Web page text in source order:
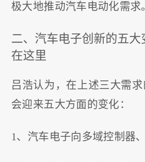
极大地推动汽车电动化需求
二、汽车电子创新的五
在这里
吕浩认为，在上述三大需
会迎来五大方面的变化：
1、汽车电子向多域控制器